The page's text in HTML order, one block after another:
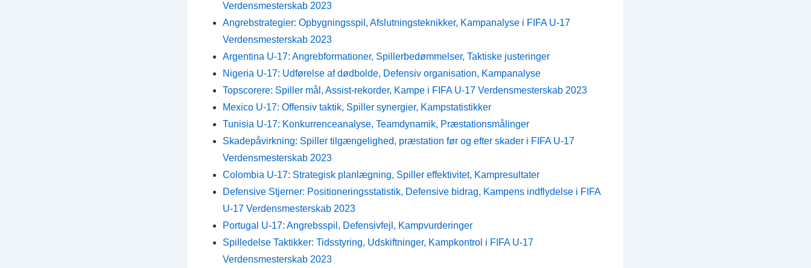
Verdensmesterskab 2023
Angrebstrategier: Opbygningsspil, Afslutningsteknikker, Kampanalyse i FIFA U-17
Verdensmesterskab 2023
Argentina U-17: Angrebformationer, Spillerbedømmelser, Taktiske justeringer
Nigeria U-17: Udførelse af dødbolde, Defensiv organisation, Kampanalyse
Topscorere: Spiller mål, Assist-rekorder, Kampe i FIFA U-17 Verdensmesterskab 2023
Mexico U-17: Offensiv taktik, Spiller synergier, Kampstatistikker
Tunisia U-17: Konkurrenceanalyse, Teamdynamik, Præstationsmålinger
Skadepåvirkning: Spiller tilgængelighed, præstation før og efter skader i FIFA U-17
Verdensmesterskab 2023
Colombia U-17: Strategisk planlægning, Spiller effektivitet, Kampresultater
Defensive Stjerner: Positioneringsstatistik, Defensive bidrag, Kampens indflydelse i FIFA
U-17 Verdensmesterskab 2023
Portugal U-17: Angrebsspil, Defensivfejl, Kampvurderinger
Spilledelse Taktikker: Tidsstyring, Udskiftninger, Kampkontrol i FIFA U-17
Verdensmesterskab 2023